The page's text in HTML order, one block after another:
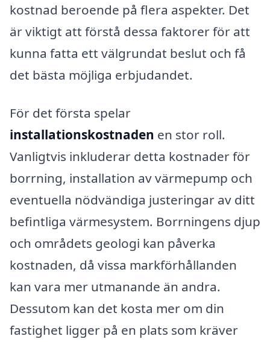
kostnad beroende på flera aspekter. Det
är viktigt att förstå dessa faktorer för att
kunna fatta ett välgrundat beslut och få
det bästa möjliga erbjudandet.
För det första spelar
installationskostnaden en stor roll.
Vanligtvis inkluderar detta kostnader för
borrning, installation av värmepump och
eventuella nödvändiga justeringar av ditt
befintliga värmesystem. Borrningens djup
och områdets geologi kan påverka
kostnaden, då vissa markförhållanden
kan vara mer utmanande än andra.
Dessutom kan det kosta mer om din
fastighet ligger på en plats som kräver